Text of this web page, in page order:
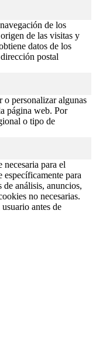
de los
de las visitas y
datos de los
postal
o personalizar algunas
página web. Por
o tipo de
para el
para
de análisis, anuncios,
no necesarias.
antes de